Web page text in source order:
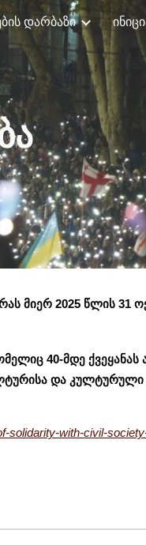
დარბაზი
მიერ 2025 წლის 31
40-მდე ქვეყანას
და კულტურული
solidarity-with-civil-